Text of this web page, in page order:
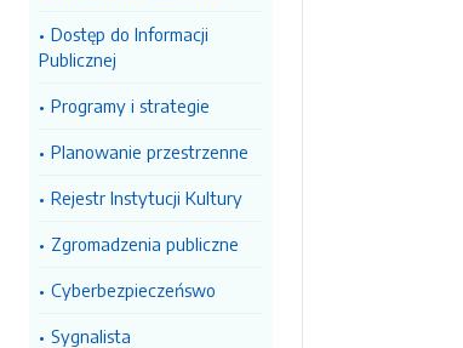
Dostęp do Informacji
Publicznej
Programy i strategie
Planowanie przestrzenne
Rejestr Instytucji Kultury
Zgromadzenia publiczne
Cyberbezpieczeńswo
Sygnalista